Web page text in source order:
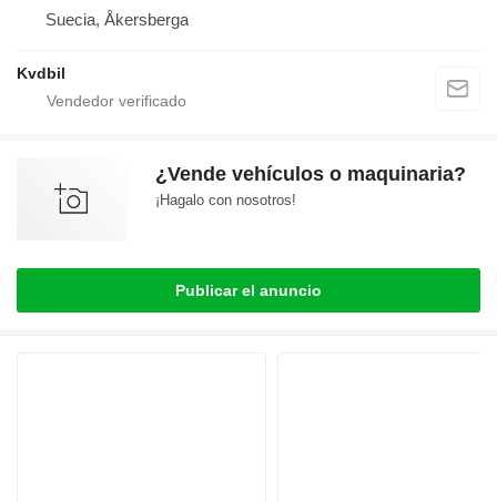
Suecia, Åkersberga
Kvdbil
¿Vende vehículos o maquinaria?
¡Hagalo con nosotros!
Publicar el anuncio